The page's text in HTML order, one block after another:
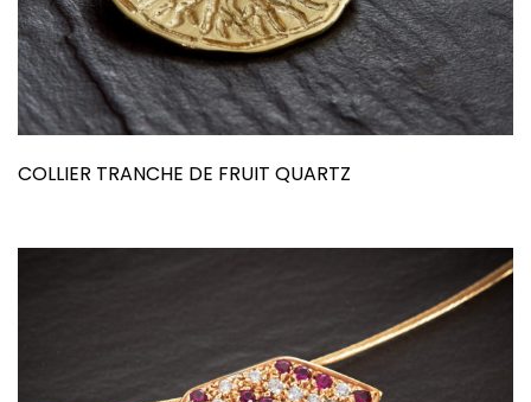
COLLIER TRANCHE DE FRUIT QUARTZ